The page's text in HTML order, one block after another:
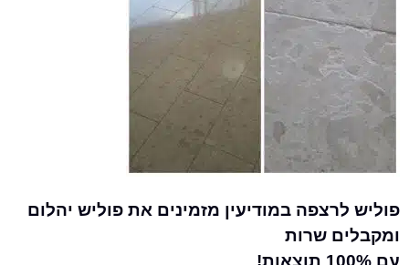
במודיעין מזמינים את פוליש יהלום
שרות